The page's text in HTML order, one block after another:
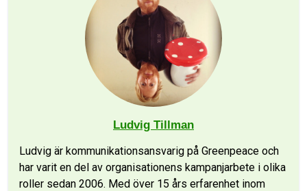
Ludvig Tillman
Ludvig är kommunikationsansvarig på Greenpeace och
har varit en del av organisationens kampanjarbete i olika
roller sedan 2006. Med över 15 års erfarenhet inom